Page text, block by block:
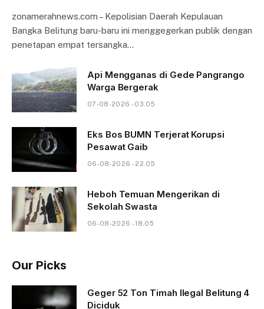
zonamerahnews.com – Kepolisian Daerah Kepulauan
Bangka Belitung baru-baru ini menggegerkan publik dengan
penetapan empat tersangka…
Api Mengganas di Gede Pangrango
Warga Bergerak
07-08-2026 - 03.05
Eks Bos BUMN Terjerat Korupsi
Pesawat Gaib
06-08-2026 - 22.05
Heboh Temuan Mengerikan di
Sekolah Swasta
06-08-2026 - 18.05
Our Picks
Geger 52 Ton Timah Ilegal Belitung 4
Diciduk